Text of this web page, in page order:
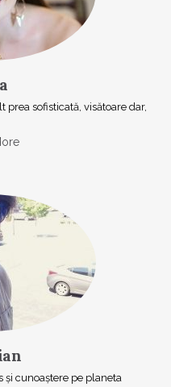
prea sofisticată, visătoare dar,
și cunoaștere pe planeta